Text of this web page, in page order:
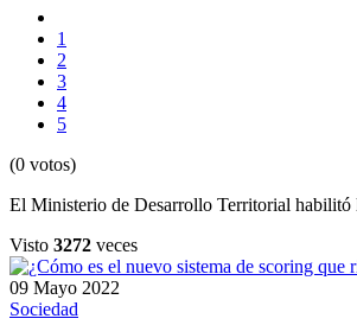
1
2
3
4
5
(0 votos)
El Ministerio de Desarrollo Territorial habilitó
Visto 3272 veces
09 Mayo 2022
Sociedad